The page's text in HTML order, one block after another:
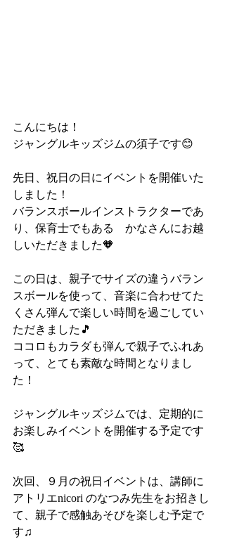
こんにちは！
ジャングルキッズジムの須子です😊
先日、祝日の日にイベントを開催いた
しました！
バランスボールインストラクターであ
り、保育士でもある　かなさんにお越
しいただきました🧡
この日は、親子でサイズの違うバラン
スボールを使って、音楽に合わせてた
くさん弾んで楽しい時間を過ごしてい
ただきました🎵
ココロもカラダも弾んで親子でふれあ
って、とても素敵な時間となりまし
た！
ジャングルキッズジムでは、定期的に
お楽しみイベントを開催する予定です
🥰
次回、９月の祝日イベントは、講師に
アトリエnicori のなつみ先生をお招きし
て、親子で感触あそびを楽しむ予定で
す♫